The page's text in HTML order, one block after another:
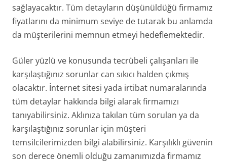
sağlayacaktır. Tüm detayların düşünüldüğü firmamız
fiyatlarını da minimum seviye de tutarak bu anlamda
da müşterilerini memnun etmeyi hedeflemektedir.
Güler yüzlü ve konusunda tecrübeli çalışanları ile
karşılaştığınız sorunlar can sıkıcı halden çıkmış
olacaktır. İnternet sitesi yada irtibat numaralarında
tüm detaylar hakkında bilgi alarak firmamızı
tanıyabilirsiniz. Aklınıza takılan tüm sorulan ya da
karşılaştığınız sorunlar için müşteri
temsilcilerimizden bilgi alabilirsiniz. Karşılıklı güvenin
son derece önemli olduğu zamanımızda firmamız